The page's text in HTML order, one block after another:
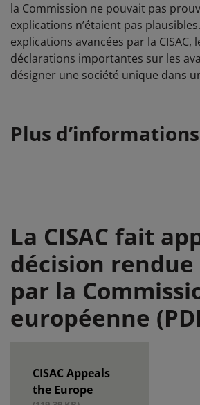
la Commission ne pouvait pas
explications n’étaient pas
explications avancées par la CISAC,
déclarations importantes sur les
désigner une société unique dans
Plus d’informations
La CISAC fait
décision rendue
par la
européenne
CISAC Appeals
the Europe